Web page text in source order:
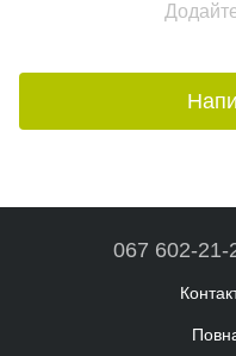
067 602-21-